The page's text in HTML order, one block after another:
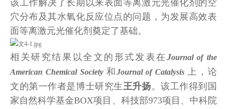
该工作解决了长期以来表面等离激元光催化剂的空
穴分布及其水氧化反应位点的问题，为发展高效表
面等离激元光催化剂奠定了基础。
相关研究结果以全文的形式发表在 Journal of the
American Chemical Society 和 Journal of Catalysis 上，论
文的第一作者是博士研究生王升扬。该工作得到国
家自然科学基金BOX项目、科技部973项目、中科院